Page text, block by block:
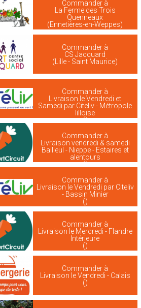
Commander à
La Ferme des Trois
Quenneaux
(Ennetières-en-Weppes)
Commander à
CS Jacquard
(Lille - Saint Maurice)
Commander à
Livraison le Vendredi et
Samedi par Citeliv - Métropole
lilloise
()
Commander à
Livraison vendredi & samedi
Bailleul - Nieppe - Estaires et
alentours
()
Commander à
Livraison le Vendredi par Citeliv
- Bassin Minier
()
Commander à
Livraison le Mercredi - Flandre
Intérieure
()
Commander à
Livraison le Vendredi - Calais
()